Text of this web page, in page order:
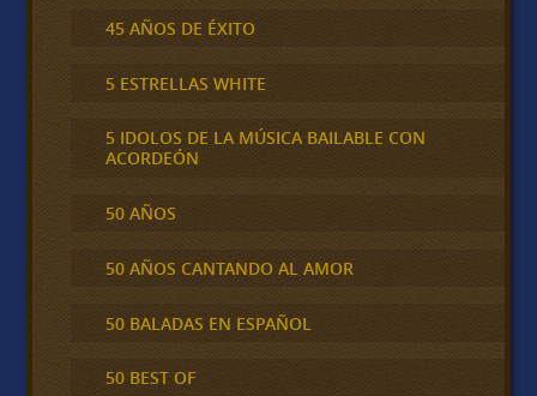
45 AÑOS DE ÉXITO
5 ESTRELLAS WHITE
5 IDOLOS DE LA MÚSICA BAILABLE CON
ACORDEÓN
50 AÑOS
50 AÑOS CANTANDO AL AMOR
50 BALADAS EN ESPAÑOL
50 BEST OF